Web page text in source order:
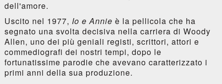
dell'amore.
Uscito nel 1977, Io e Annie è la pellicola che ha
segnato una svolta decisiva nella carriera di Woody
Allen, uno dei più geniali registi, scrittori, attori e
commediografi dei nostri tempi, dopo le
fortunatissime parodie che avevano caratterizzato i
primi anni della sua produzione.